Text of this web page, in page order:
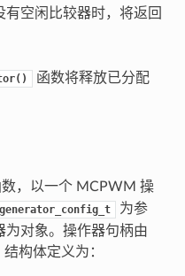
空闲比较器时，将返回
函数将释放已分配
数，以一个 MCPWM 操
为参
对象。操作器句柄由
构体定义为：